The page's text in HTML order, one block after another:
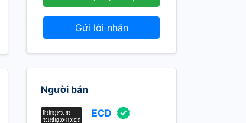
Gửi lời nhắn
Người bán
ECD